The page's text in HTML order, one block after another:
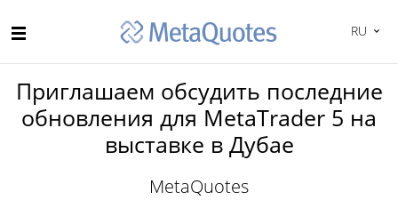
RU
Приглашаем обсудить последние
обновления для MetaTrader 5 на
выставке в Дубае
MetaQuotes